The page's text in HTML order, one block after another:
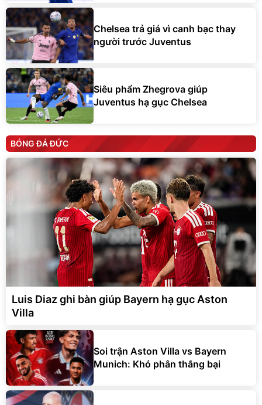
Chelsea trả giá vì canh bạc thay
người trước Juventus
Siêu phẩm Zhegrova giúp
Juventus hạ gục Chelsea
BÓNG ĐÁ ĐỨC
Luis Diaz ghi bàn giúp Bayern hạ gục Aston
Villa
Soi trận Aston Villa vs Bayern
Munich: Khó phân thắng bại